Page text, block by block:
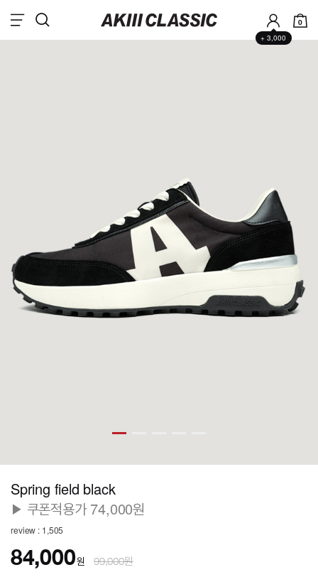
+ 3,000
0
Spring field black
▶ 쿠폰적용가 74,000원
review : 1,505
84,000원 99,000원